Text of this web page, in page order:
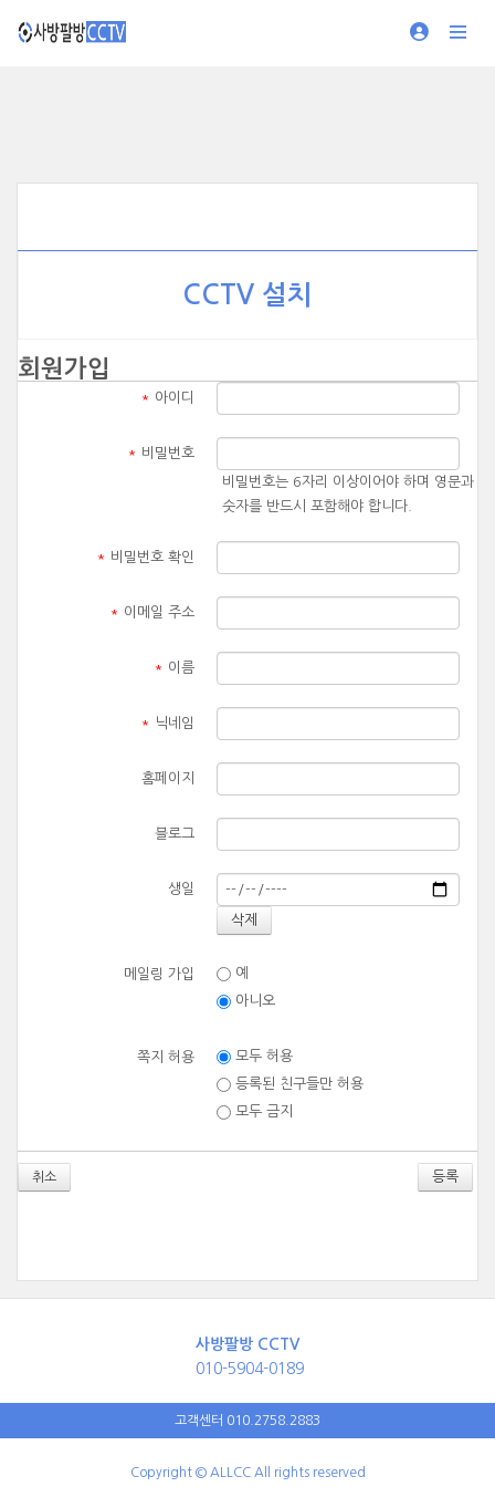
CCTV 설치
회원가입
* 아이디
* 비밀번호
비밀번호는 6자리 이상이어야 하며 영문과
숫자를 반드시 포함해야 합니다.
* 비밀번호 확인
* 이메일 주소
* 이름
* 닉네임
홈페이지
블로그
생일
메일링 가입
예
아니오
쪽지 허용
모두 허용
등록된 친구들만 허용
모두 금지
취소
사방팔방 CCTV
010-5904-0189
고객센터 010.2758.2883
Copyright © ALLCC All rights reserved